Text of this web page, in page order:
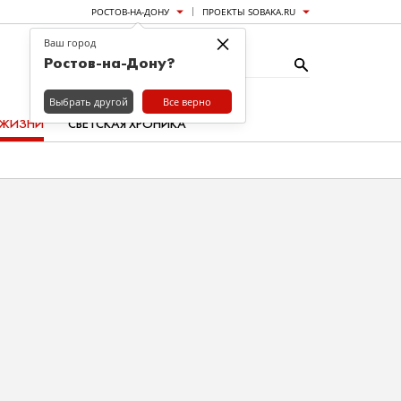
РОСТОВ-НА-ДОНУ ПРОЕКТЫ SOBAKA.RU
СВЕТСКАЯ ХРОНИКА
×
Ваш город
Ростов-на-Дону?
Выбрать другой Все верно